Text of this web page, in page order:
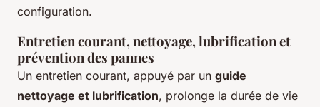
configuration.
Entretien courant, nettoyage, lubrification et
prévention des pannes
Un entretien courant, appuyé par un guide
nettoyage et lubrification, prolonge la durée de vie